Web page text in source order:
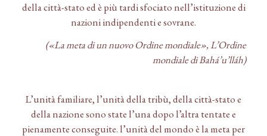
della città-stato ed è più tardi sfociato nell’istituzione di
nazioni indipendenti e sovrane.
(«La meta di un nuovo Ordine mondiale», L’Ordine
mondiale di Bahá’u’lláh)
L’unità familiare, l’unità della tribù, della città-stato e
della nazione sono state l’una dopo l’altra tentate e
pienamente conseguite. l’unità del mondo è la meta per